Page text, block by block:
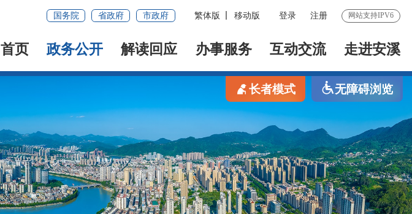
国务院 省政府 市政府 繁体版 移动版 登录 注册 网站支持IPV6
首页 政务公开 解读回应 办事服务 互动交流 走进安溪
长者模式 无障碍浏览